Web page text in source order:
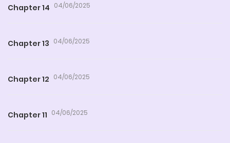
Chapter 14 04/06/2025
Chapter 13 04/06/2025
Chapter 12 04/06/2025
Chapter 11 04/06/2025